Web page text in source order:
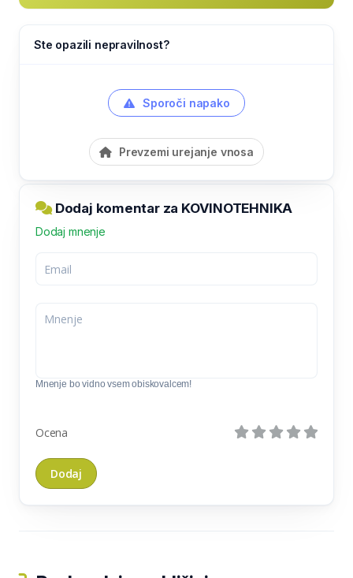
Ste opazili nepravilnost?
Sporoči napako
Prevzemi urejanje vnosa
Dodaj komentar za KOVINOTEHNIKA
Dodaj mnenje
Mnenje bo vidno vsem obiskovalcem!
Ocena